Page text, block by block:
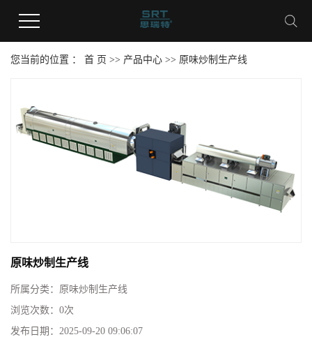
您当前的位置 ： 首 页 >> 产品中心 >> 原味炒制生产线
原味炒制生产线
所属分类： 原味炒制生产线
浏览次数： 0次
发布日期： 2025-09-20 09:06:07